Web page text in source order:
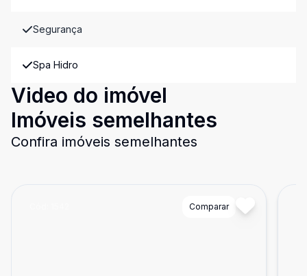
Segurança
Spa Hidro
Video do imóvel
Imóveis semelhantes
Confira imóveis semelhantes
Comparar